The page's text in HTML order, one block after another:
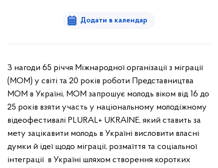
Додати в календар
З нагоди 65 річчя Міжнародної організації з міграції
(МОМ) у світі та 20 років роботи Представництва
МОМ в Україні, МОМ запрошує молодь віком від 16 до
25 років взяти участь у національному молодіжному
відеофестивалі PLURAL+ UKRAINE, який ставить за
мету зацікавити молодь в Україні висловити власні
думки й ідеї щодо міграції, розмаїття та соціальної
інтеграції в Україні шляхом створення коротких